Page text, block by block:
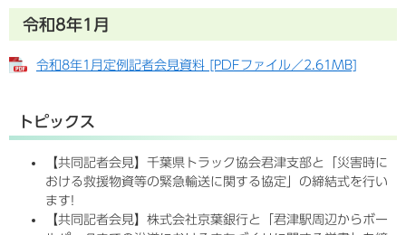
令和8年1月
令和8年1月定例記者会見資料 [PDFファイル／2.61MB]
トピックス
【共同記者会見】千葉県トラック協会君津支部と「災害時に
おける救援物資等の緊急輸送に関する協定」の締結式を行い
ます!
【共同記者会見】株式会社京葉銀行と「君津駅周辺からボー